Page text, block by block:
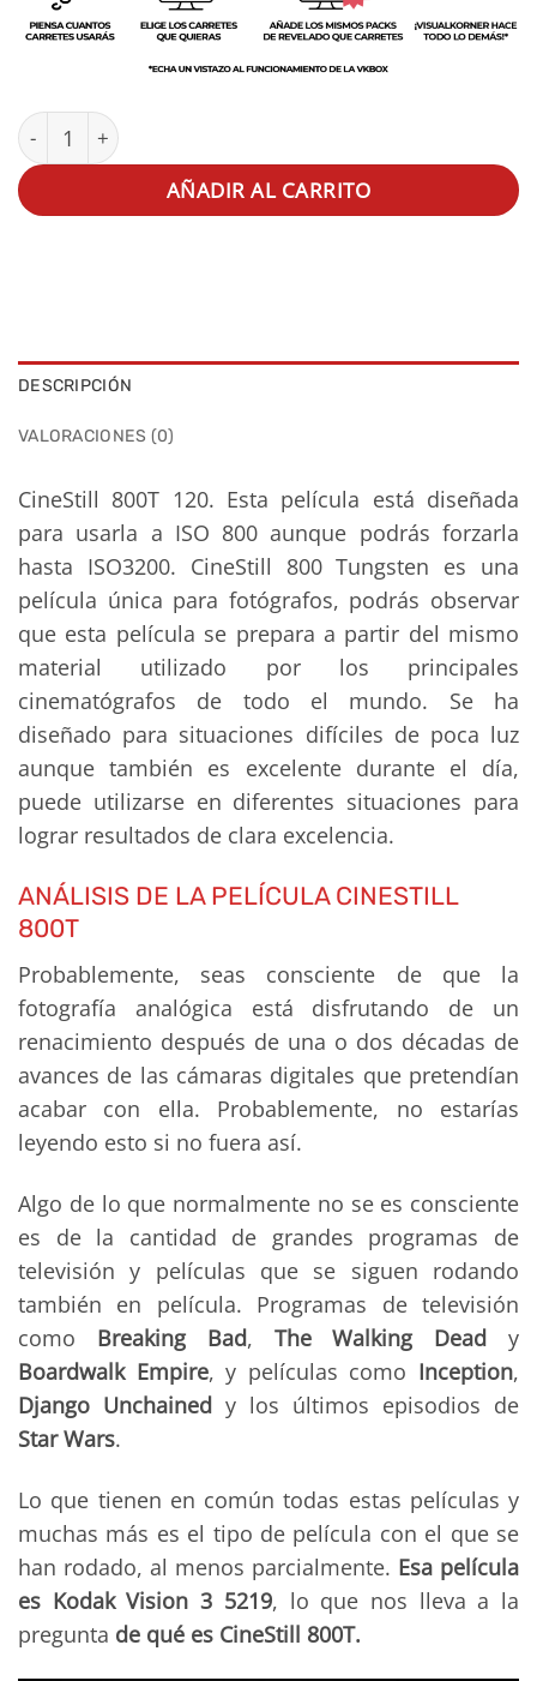
CineStill 800T 120 cantidad
AÑADIR AL CARRITO
DESCRIPCIÓN
VALORACIONES (0)
CineStill 800T 120. Esta película está diseñada
para usarla a ISO 800 aunque podrás forzarla
hasta ISO3200. CineStill 800 Tungsten es una
película única para fotógrafos, podrás observar
que esta película se prepara a partir del mismo
material utilizado por los principales
cinematógrafos de todo el mundo. Se ha
diseñado para situaciones difíciles de poca luz
aunque también es excelente durante el día,
puede utilizarse en diferentes situaciones para
lograr resultados de clara excelencia.
ANÁLISIS DE LA PELÍCULA CINESTILL
800T
Probablemente, seas consciente de que la
fotografía analógica está disfrutando de un
renacimiento después de una o dos décadas de
avances de las cámaras digitales que pretendían
acabar con ella. Probablemente, no estarías
leyendo esto si no fuera así.
Algo de lo que normalmente no se es consciente
es de la cantidad de grandes programas de
televisión y películas que se siguen rodando
también en película. Programas de televisión
como Breaking Bad, The Walking Dead y
Boardwalk Empire, y películas como Inception,
Django Unchained y los últimos episodios de
Star Wars.
Lo que tienen en común todas estas películas y
muchas más es el tipo de película con el que se
han rodado, al menos parcialmente. Esa película
es Kodak Vision 3 5219, lo que nos lleva a la
pregunta de qué es CineStill 800T.